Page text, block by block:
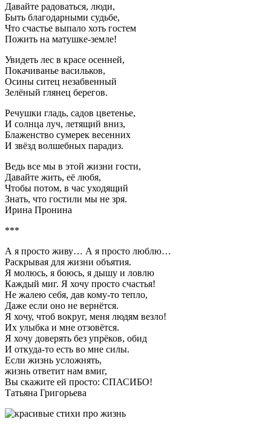
Давайте радоваться, люди,
Быть благодарными судьбе,
Что счастье выпало хоть гостем
Пожить на матушке-земле!
Увидеть лес в красе осенней,
Покачиванье васильков,
Осины ситец незабвенный
Зелёный глянец берегов.
Речушки гладь, садов цветенье,
И солнца луч, летящий вниз,
Блаженство сумерек весенних
И звёзд волшебных парадиз.
Ведь все мы в этой жизни гости,
Давайте жить, её любя,
Чтобы потом, в час уходящий
Знать, что гостили мы не зря.
Ирина Пронина
***
А я просто живу… А я просто люблю…
Раскрывая для жизни объятия.
Я молюсь, я боюсь, я дышу и ловлю
Каждый миг. Я хочу просто счастья!
Не жалею себя, дав кому-то тепло,
Даже если оно не вернётся.
Я хочу, чтоб вокруг, меня людям везло!
Их улыбка и мне отзовётся.
Я хочу доверять без упрёков, обид
И откуда-то есть во мне силы.
Если жизнь усложнять,
жизнь ответит нам вмиг,
Вы скажите ей просто: СПАСИБО!
Татьяна Григорьева